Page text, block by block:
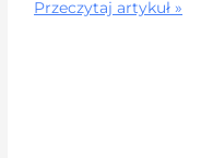
Przeczytaj artykuł »